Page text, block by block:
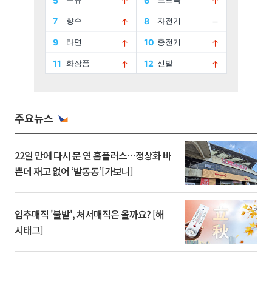
주요뉴스
22일 만에 다시 문 연 홈플러스…정상화 바
쁜데 재고 없어 ‘발동동’[가보니]
입추매직 '불발', 처서매직은 올까요? [해
시태그]